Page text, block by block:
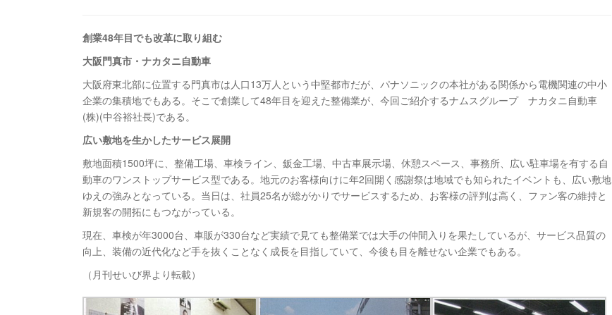
創業48年目でも改革に取り組む
大阪門真市・ナカタニ自動車
大阪府東北部に位置する門真市は人口13万人という中堅都市だが、パナソニックの本社がある関係から電機関連の中小
企業の集積地でもある。そこで創業して48年目を迎えた整備業が、今回ご紹介するナムスグループ ナカタニ自動車
(株)(中谷裕社長)である。
広い敷地を生かしたサービス展開
敷地面積1500坪に、整備工場、車検ライン、鈑金工場、中古車展示場、休憩スペース、事務所、広い駐車場を有する自
動車のワンストップサービス型である。地元のお客様向けに年2回開く感謝祭は地域でも知られたイベントも、広い敷地
ゆえの強みとなっている。当日は、社員25名が総がかりでサービスするため、お客様の評判は高く、ファン客の維持と
新規客の開拓にもつながっている。
現在、車検が年3000台、車販が330台など実績で見ても整備業では大手の仲間入りを果たしているが、サービス品質の
向上、装備の近代化など手を抜くことなく成長を目指していて、今後も目を離せない企業でもある。
（月刊せいび界より転載）